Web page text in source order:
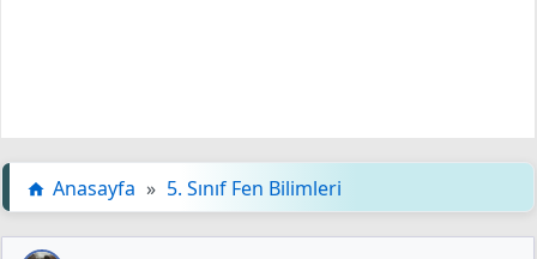
Anasayfa » 5. Sınıf Fen Bilimleri